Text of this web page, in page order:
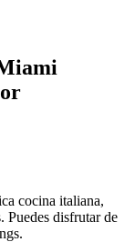
cocina italiana,
Puedes disfrutar de